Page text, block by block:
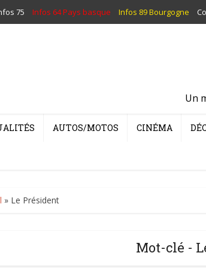
75 Infos 64 Pays basque Infos 89 Bourgogne
Un
AUTOS/MOTOS CINÉMA
» Le Président
Mot-clé -